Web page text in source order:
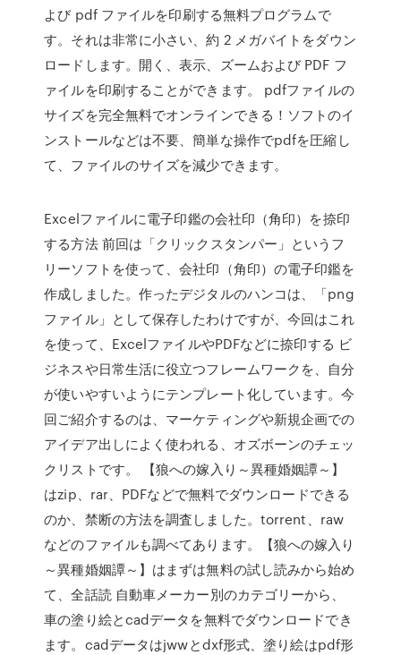
よび pdf ファイルを印刷する無料プログラムで
す。それは非常に小さい、約 2 メガバイトをダウン
ロードします。開く、表示、ズームおよび PDF フ
ァイルを印刷することができます。 pdfファイルの
サイズを完全無料でオンラインできる！ソフトのイ
ンストールなどは不要、簡単な操作でpdfを圧縮し
て、ファイルのサイズを減少できます。
Excelファイルに電子印鑑の会社印（角印）を捺印
する方法 前回は「クリックスタンパー」というフ
リーソフトを使って、会社印（角印）の電子印鑑を
作成しました。作ったデジタルのハンコは、「png
ファイル」として保存したわけですが、今回はこれ
を使って、ExcelファイルやPDFなどに捺印する ビ
ジネスや日常生活に役立つフレームワークを、自分
が使いやすいようにテンプレート化しています。今
回ご紹介するのは、マーケティングや新規企画での
アイデア出しによく使われる、オズボーンのチェッ
クリストです。 【狼への嫁入り～異種婚姻譚～】
はzip、rar、PDFなどで無料でダウンロードできる
のか、禁断の方法を調査しました。torrent、raw
などのファイルも調べてあります。【狼への嫁入り
～異種婚姻譚～】はまずは無料の試し読みから始め
て、全話読 自動車メーカー別のカテゴリーから、
車の塗り絵とcadデータを無料でダウンロードでき
ます。cadデータはjwwとdxf形式、塗り絵はpdf形